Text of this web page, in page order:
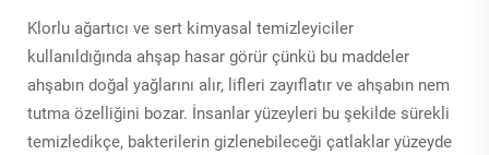
Klorlu ağartıcı ve sert kimyasal temizleyiciler
kullanıldığında ahşap hasar görür çünkü bu maddeler
ahşabın doğal yağlarını alır, lifleri zayıflatır ve ahşabın nem
tutma özelliğini bozar. İnsanlar yüzeyleri bu şekilde sürekli
temizledikçe, bakterilerin gizlenebileceği çatlaklar yüzeyde